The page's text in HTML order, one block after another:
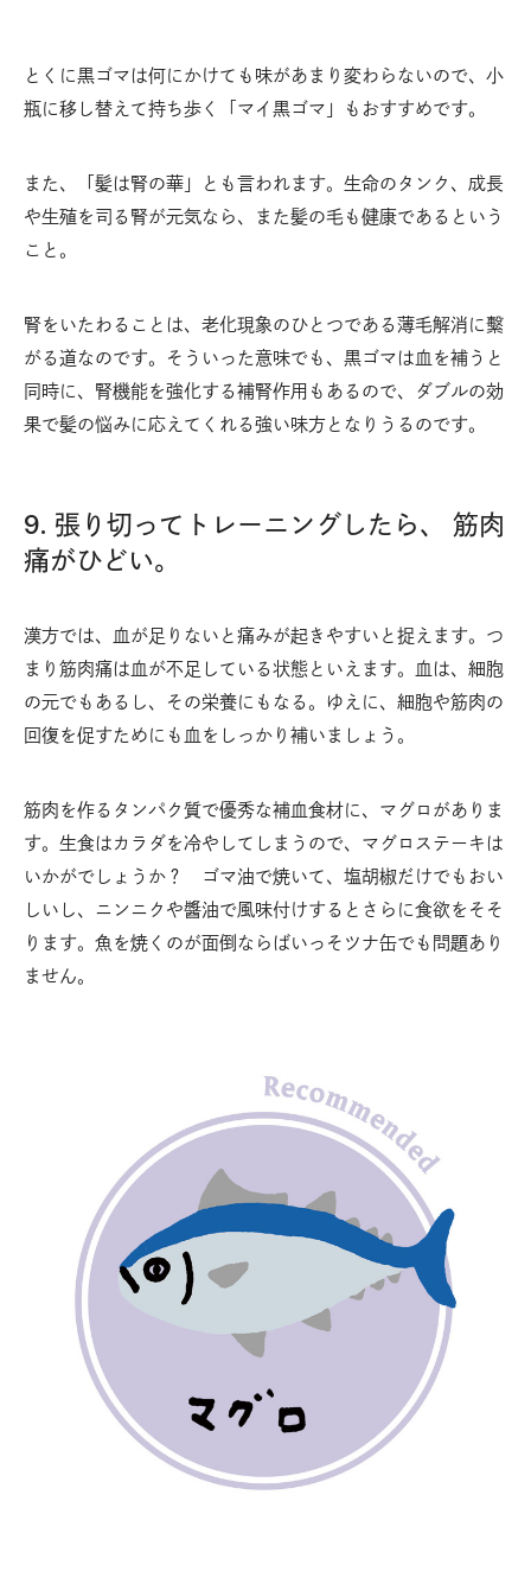
とくに黒ゴマは何にかけても味があまり変わらないので、小
瓶に移し替えて持ち歩く「マイ黒ゴマ」もおすすめです。
また、「髪は腎の華」とも言われます。生命のタンク、成長
や生殖を司る腎が元気なら、また髪の毛も健康であるという
こと。
腎をいたわることは、老化現象のひとつである薄毛解消に繫
がる道なのです。そういった意味でも、黒ゴマは血を補うと
同時に、腎機能を強化する補腎作用もあるので、ダブルの効
果で髪の悩みに応えてくれる強い味方となりうるのです。
9. 張り切ってトレーニングしたら、 筋肉
痛がひどい。
漢方では、血が足りないと痛みが起きやすいと捉えます。つ
まり筋肉痛は血が不足している状態といえます。血は、細胞
の元でもあるし、その栄養にもなる。ゆえに、細胞や筋肉の
回復を促すためにも血をしっかり補いましょう。
筋肉を作るタンパク質で優秀な補血食材に、マグロがありま
す。生食はカラダを冷やしてしまうので、マグロステーキは
いかがでしょうか？ ゴマ油で焼いて、塩胡椒だけでもおい
しいし、ニンニクや醬油で風味付けするとさらに食欲をそそ
ります。魚を焼くのが面倒ならばいっそツナ缶でも問題あり
ません。